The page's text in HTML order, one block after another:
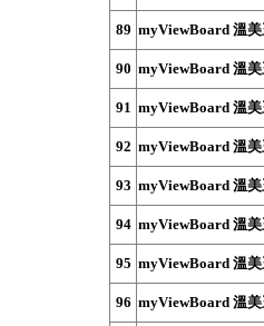
89 myViewBoard 溫
90 myViewBoard 溫
91 myViewBoard 溫
92 myViewBoard 溫
93 myViewBoard 溫
94 myViewBoard 溫
95 myViewBoard 溫
96 myViewBoard 溫